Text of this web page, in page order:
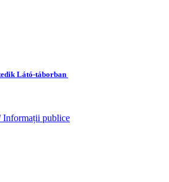
Látó-táborban
Informații publice